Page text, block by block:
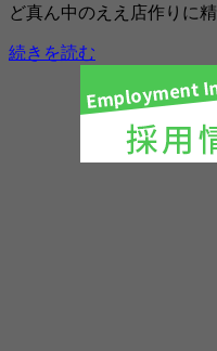
ど真ん中のええ店作りに
続きを読む